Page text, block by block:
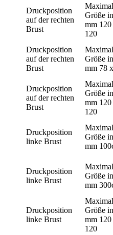
Druckposition
auf der rechten
Brust
Größe in
mm
120
Druckposition
auf der rechten
Brust
Größe in
mm 78
Druckposition
auf der rechten
Brust
Größe in
mm
120
Druckposition
linke Brust
Größe in
mm
Druckposition
linke Brust
Größe in
mm
Druckposition
linke Brust
Größe in
mm
120